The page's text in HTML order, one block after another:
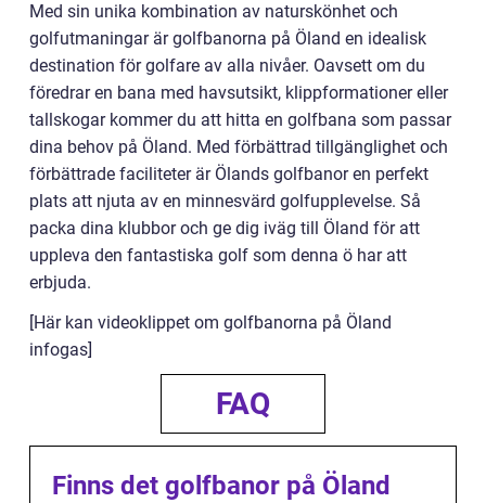
Med sin unika kombination av naturskönhet och
golfutmaningar är golfbanorna på Öland en idealisk
destination för golfare av alla nivåer. Oavsett om du
föredrar en bana med havsutsikt, klippformationer eller
tallskogar kommer du att hitta en golfbana som passar
dina behov på Öland. Med förbättrad tillgänglighet och
förbättrade faciliteter är Ölands golfbanor en perfekt
plats att njuta av en minnesvärd golfupplevelse. Så
packa dina klubbor och ge dig iväg till Öland för att
uppleva den fantastiska golf som denna ö har att
erbjuda.
[Här kan videoklippet om golfbanorna på Öland
infogas]
FAQ
Finns det golfbanor på Öland